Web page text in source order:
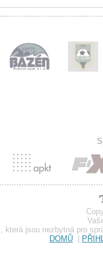
která jsou nezbytná pro
DOMŮ |